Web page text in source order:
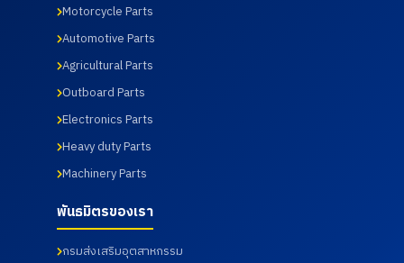
Motorcycle Parts
Automotive Parts
Agricultural Parts
Outboard Parts
Electronics Parts
Heavy duty Parts
Machinery Parts
พันธมิตรของเรา
กรมส่งเสริมอุตสาหกรรม